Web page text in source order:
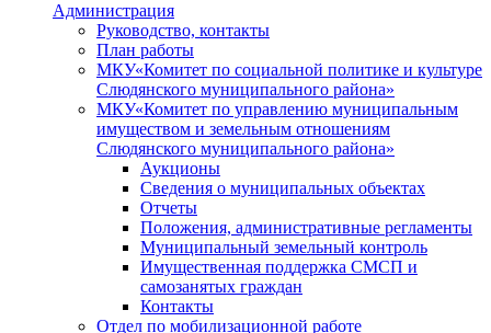
Администрация
Руководство, контакты
План работы
МКУ«Комитет по социальной политике и культуре
Слюдянского муниципального района»
МКУ«Комитет по управлению муниципальным
имуществом и земельным отношениям
Слюдянского муниципального района»
Аукционы
Сведения о муниципальных объектах
Отчеты
Положения, административные регламенты
Муниципальный земельный контроль
Имущественная поддержка СМСП и
самозанятых граждан
Контакты
Отдел по мобилизационной работе